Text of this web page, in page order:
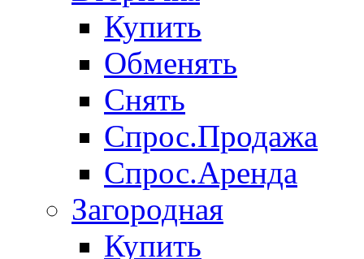
Купить
Обменять
Снять
Спрос.Продажа
Спрос.Аренда
Загородная
Купить